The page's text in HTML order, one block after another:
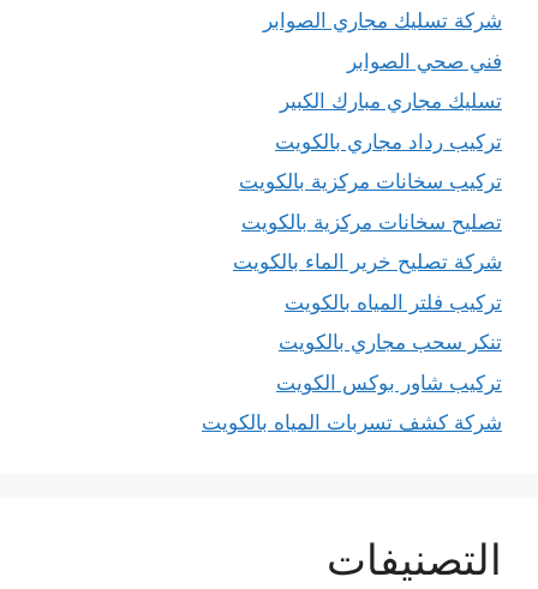
شركة تسليك مجاري الصوابر
فني صحي الصوابر
تسليك مجاري مبارك الكبير
تركيب رداد مجاري بالكويت
تركيب سخانات مركزية بالكويت
تصليح سخانات مركزية بالكويت
شركة تصليح خرير الماء بالكويت
تركيب فلتر المياه بالكويت
تنكر سحب مجاري بالكويت
تركيب شاور بوكس الكويت
شركة كشف تسربات المياه بالكويت
التصنيفات